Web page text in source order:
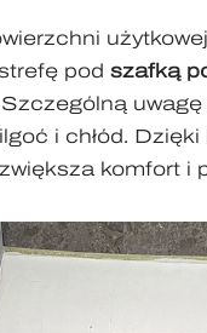
pod szafką
i chłód.
komfort i